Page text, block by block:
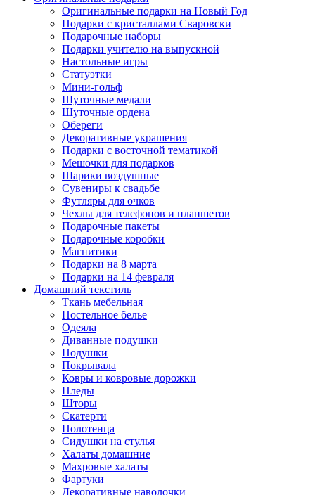
Оригинальные подарки на Новый Год
Подарки с кристаллами Сваровски
Подарочные наборы
Подарки учителю на выпускной
Настольные игры
Статуэтки
Мини-гольф
Шуточные медали
Шуточные ордена
Обереги
Декоративные украшения
Подарки с восточной тематикой
Мешочки для подарков
Шарики воздушные
Сувениры к свадьбе
Футляры для очков
Чехлы для телефонов и планшетов
Подарочные пакеты
Подарочные коробки
Магнитики
Подарки на 8 марта
Подарки на 14 февраля
Домашний текстиль
Ткань мебельная
Постельное белье
Одеяла
Диванные подушки
Подушки
Покрывала
Ковры и ковровые дорожки
Пледы
Шторы
Скатерти
Полотенца
Сидушки на стулья
Халаты домашние
Махровые халаты
Фартуки
Декоративные наволочки